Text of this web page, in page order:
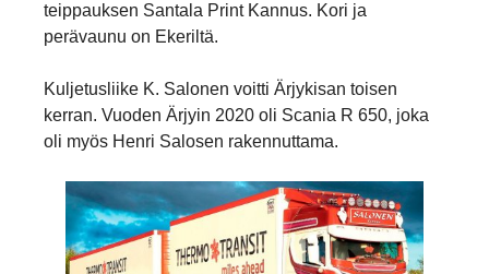
teippauksen Santala Print Kannus. Kori ja
perävaunu on Ekeriltä.
Kuljetusliike K. Salonen voitti Ärjykisan toisen
kerran. Vuoden Ärjyin 2020 oli Scania R 650, joka
oli myös Henri Salosen rakennuttama.